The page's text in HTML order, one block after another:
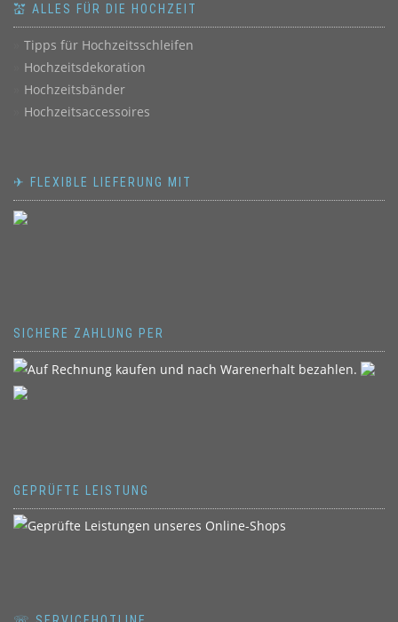
💒 ALLES FÜR DIE HOCHZEIT
Tipps für Hochzeitsschleifen
Hochzeitsdekoration
Hochzeitsbänder
Hochzeitsaccessoires
✈ FLEXIBLE LIEFERUNG MIT
SICHERE ZAHLUNG PER
GEPRÜFTE LEISTUNG